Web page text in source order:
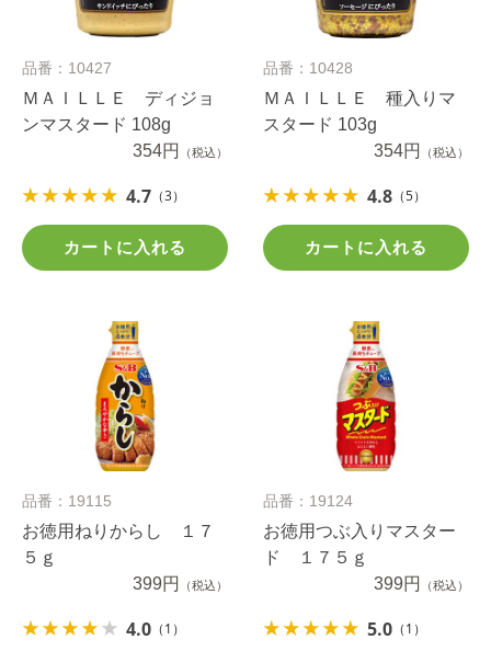
品番：10427
ＭＡＩＬＬＥ ディジョ
ンマスタード 108g
354円
（税込）
4.7 （3）
カートに入れる
品番：10428
ＭＡＩＬＬＥ 種入りマ
スタード 103g
354円
（税込）
4.8 （5）
カートに入れる
品番：19115
お徳用ねりからし １７
５ｇ
399円
（税込）
4.0 （1）
品番：19124
お徳用つぶ入りマスター
ド １７５ｇ
399円
（税込）
5.0 （1）